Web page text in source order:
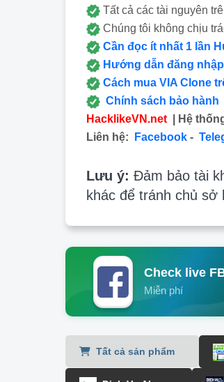
Tất cả các tài nguyên
Chúng tôi không chịu
Cần đọc ít nhất 1 lần
Hướng dẫn đăng
Cách mua VIA Clone
Chính sách bảo hành
HacklikeVN.net | Hệ
Liên hệ:
Facebook -
Lưu ý: Đảm bảo tài
khác để tránh chủ sở
Check live
Miễn phí
Tất cả sản phẩm